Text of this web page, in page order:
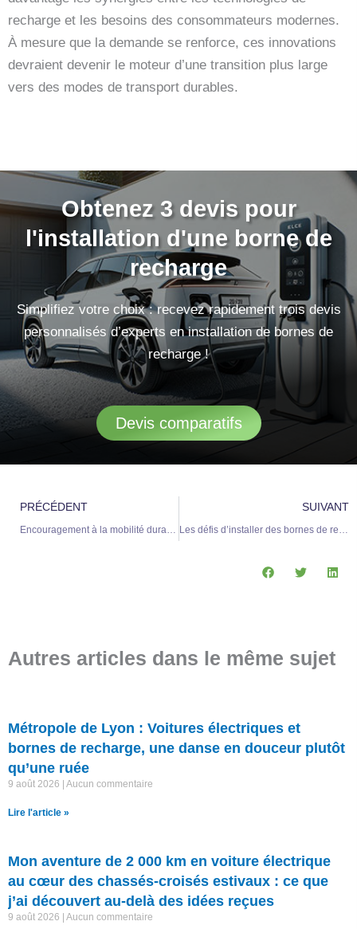
recharge et les besoins des consommateurs modernes.
À mesure que la demande se renforce, ces innovations
devraient devenir le moteur d’une transition plus large
vers des modes de transport durables.
Obtenez 3 devis pour
l'installation d'une borne de
recharge
Simplifiez votre choix : recevez rapidement trois devis
personnalisés d’experts en installation de bornes de
recharge !
Devis comparatifs
Précédent
PRÉCÉDENT SUIVANT
Autres articles dans le même sujet
Métropole de Lyon : Voitures électriques et
bornes de recharge, une danse en douceur plutôt
qu’une ruée
9 août 2026 Aucun commentaire
Lire l'article »
Mon aventure de 2 000 km en voiture électrique
au cœur des chassés-croisés estivaux : ce que
j’ai découvert au-delà des idées reçues
9 août 2026 Aucun commentaire